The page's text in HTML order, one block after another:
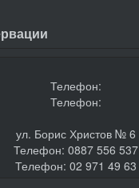
Телефон:
Телефон:
ул. Борис Христов № 6
Телефон: 0887 556 537
Телефон: 02 971 49 63